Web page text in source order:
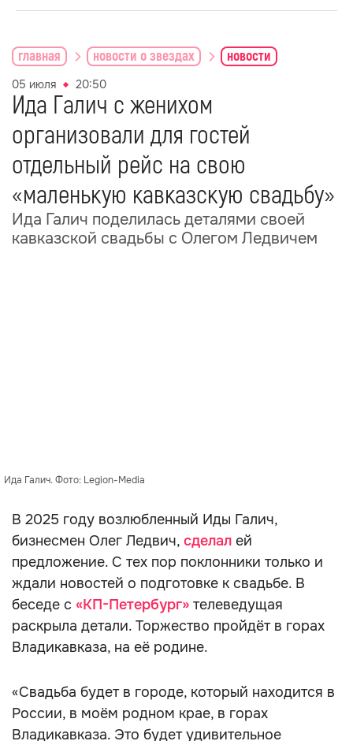
главная новости о звездах новости
05 июля 20:50
Ида Галич с женихом
организовали для гостей
отдельный рейс на свою
«маленькую кавказскую свадьбу»
Ида Галич поделилась деталями своей
кавказской свадьбы с Олегом Ледвичем
Ида Галич. Фото: Legion-Media
В 2025 году возлюбленный Иды Галич,
бизнесмен Олег Ледвич, сделал ей
предложение. С тех пор поклонники только и
ждали новостей о подготовке к свадьбе. В
беседе с «КП-Петербург» телеведущая
раскрыла детали. Торжество пройдёт в горах
Владикавказа, на её родине.
«Свадьба будет в городе, который находится в
России, в моём родном крае, в горах
Владикавказа. Это будет удивительное